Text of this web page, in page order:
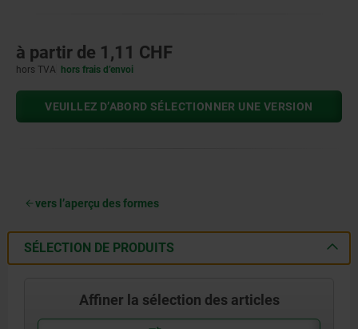
à partir de 1,11 CHF
hors TVA hors frais d’envoi
VEUILLEZ D’ABORD SÉLECTIONNER UNE VERSION
vers l’aperçu des formes
SÉLECTION DE PRODUITS
Affiner la sélection des articles